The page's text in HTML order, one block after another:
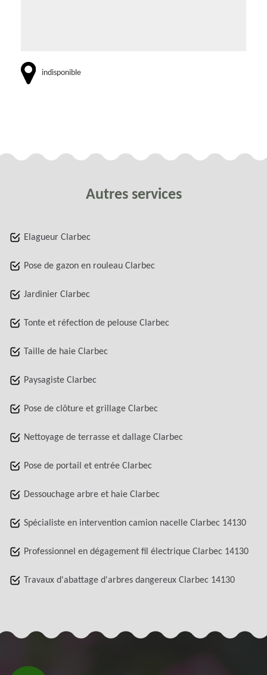
indisponible
Autres services
Elagueur Clarbec
Pose de gazon en rouleau Clarbec
Jardinier Clarbec
Tonte et réfection de pelouse Clarbec
Taille de haie Clarbec
Paysagiste Clarbec
Pose de clôture et grillage Clarbec
Nettoyage de terrasse et dallage Clarbec
Pose de portail et entrée Clarbec
Dessouchage arbre et haie Clarbec
Spécialiste en intervention camion nacelle Clarbec 14130
Professionnel en dégagement fil électrique Clarbec 14130
Travaux d'abattage d'arbres dangereux Clarbec 14130